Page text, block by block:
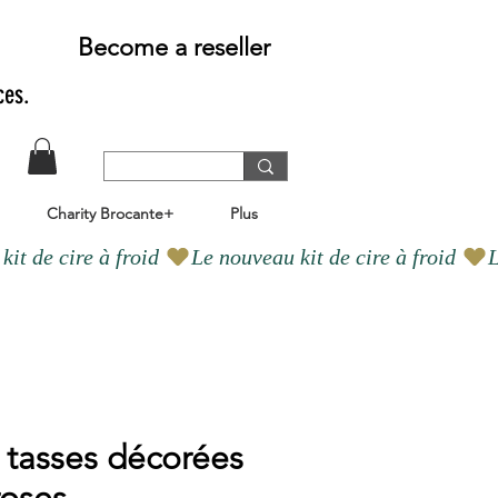
Become a reseller
Charity Brocante+ Plus
décorées